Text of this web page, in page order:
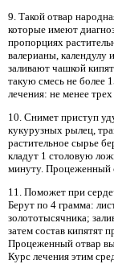
9. Такой отвар
которые имеют
пропорциях
валерианы, календулу
заливают чашкой
такую смесь не более
лечения: не менее трех
10. Снимет приступ
кукурузных рылец,
растительное сырье
кладут 1 столовую
минуту. Процеженный
11. Поможет при
Берут по 4 грамма:
золототысячника;
затем состав кипятят
Процеженный отвар
Курс лечения этим